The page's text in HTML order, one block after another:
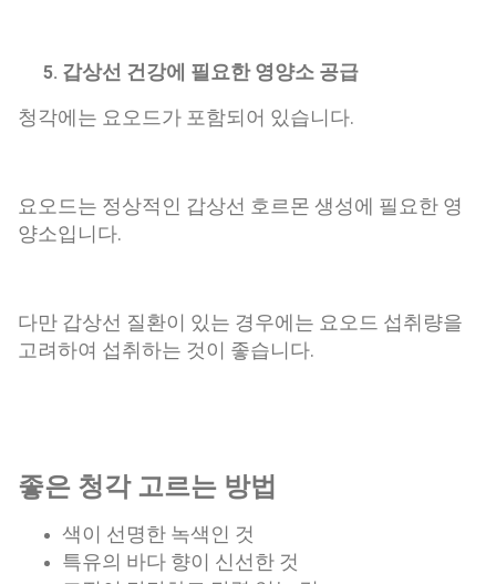
갑상선 건강에 필요한 영양소 공급
청각에는 요오드가 포함되어 있습니다.
요오드는 정상적인 갑상선 호르몬 생성에 필요한 영
양소입니다.
다만 갑상선 질환이 있는 경우에는 요오드 섭취량을
고려하여 섭취하는 것이 좋습니다.
좋은 청각 고르는 방법
색이 선명한 녹색인 것
특유의 바다 향이 신선한 것